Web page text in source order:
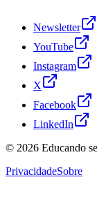
Newsletter
YouTube
Instagram
X
Facebook
LinkedIn
© 2026 Educando
PrivacidadeSobre